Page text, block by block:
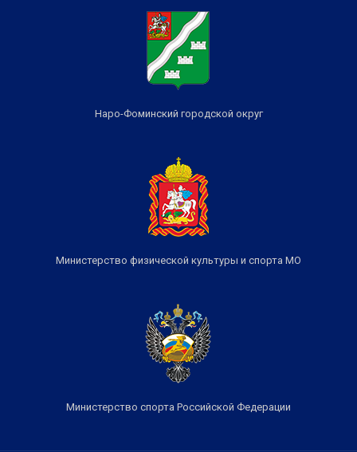
Наро-Фоминский городской округ
Министерство физической культуры и спорта МО
Министерство спорта Российской Федерации